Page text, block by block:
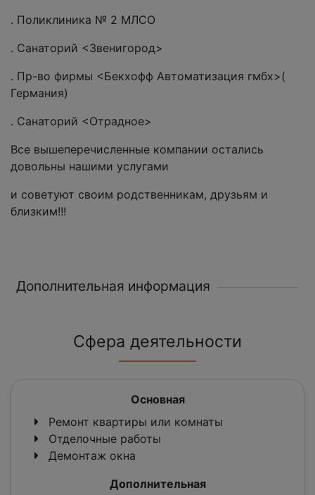
. Поликлиника № 2 МЛСО
. Санаторий <Звенигород>
. Пр-во фирмы <Бекхофф Автоматизация гмбх>(
Германия)
. Санаторий <Отрадное>
Все вышеперечисленные компании остались
довольны нашими услугами
и советуют своим родственникам, друзьям и
близким!!!
Дополнительная информация
Сфера деятельности
Основная
Ремонт квартиры или комнаты
Отделочные работы
Демонтаж окна
Дополнительная